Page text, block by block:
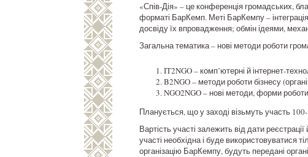
«Спів-Дія» – це конференція громадських,
форматі БарКемп. Меті БарКемпу –
досвіду їх впровадження; обмін ідеями,
Загальна тематика – нові методи роботи
IT2NGO – комп’ютерні й інтернет-
B2NGO – методи роботи бізнесу
NGO2NGO – нові методи, форми
Планується, що у заході візьмуть участь
Вартість участі залежить від дати
участі необхідна і буде використовуватися
організацію БарКемпу, будуть передані